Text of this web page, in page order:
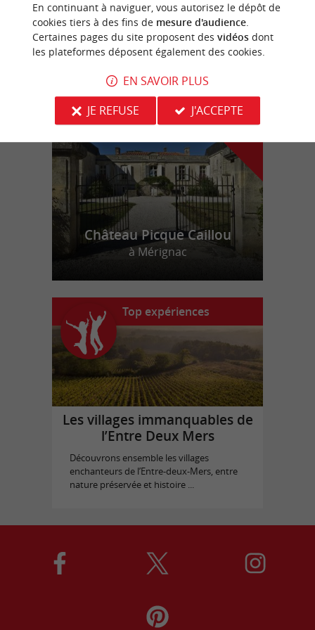
n
o
t
r
e
c
o
u
p
d
e
c
o
e
u
r
Château Picque Caillou
à Mérignac
Top expériences
Les villages immanquables de
l’Entre Deux Mers
Découvrons ensemble les villages
enchanteurs de l’Entre-deux-Mers, entre
nature préservée et histoire ...
En continuant à naviguer, vous autorisez le dépôt de
cookies tiers à des fins de mesure d'audience.
Certaines pages du site proposent des vidéosdont
les plateformes déposent également des cookies.
EN SAVOIR PLUS
JE REFUSE
J'ACCEPTE